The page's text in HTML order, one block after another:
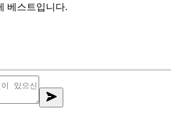
베스트입니다.